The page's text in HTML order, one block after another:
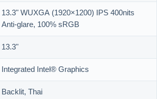
13.3" WUXGA (1920×1200) IPS 400nits
Anti-glare, 100% sRGB
13.3"
Integrated Intel® Graphics
Backlit, Thai